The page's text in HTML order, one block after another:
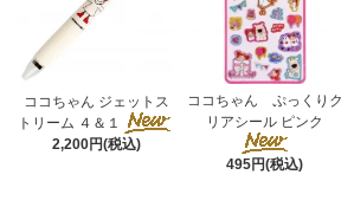
ココちゃん ジェットス
トリーム ４＆１
2,200円(税込)
ココちゃん ぷっくりク
リアシール ピンク
495円(税込)